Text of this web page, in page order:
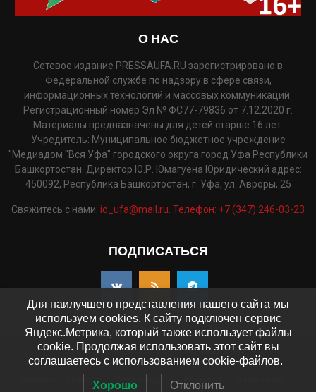
О НАС
Сетевое издание PRESSAUFA.RU зарегистрировано в
Федеральной службе по надзору в сфере связи,
информационных технологий и массовых коммуникаций.
Регистрационный номер Эл № ФС77-79836 от 7.12.2020 г.
Материалы предназначены для детей старше 16 лет.
Учредитель: Муниципальное бюджетное учреждение
"Медиадом "Вся Уфа" городского округа город Уфа Республики
Башкортостан. Директор Ю.Р. Юмагуена Юридический адрес:
450092, Республика Башкортостан, г. Уфа, ул. Авроры, 25
Свяжитесь с нами: id_ufa@mail.ru. Телефон: +7 (347) 246-03-23
ПОДПИСАТЬСЯ
©2025 - pressaufa.ru. Все права защищены.
Новости
Для наилучшего представления нашего сайта мы
используем cookies. К сайту подключен сервис
Яндекс.Метрика, который также использует файлы
cookie. Продолжая использовать этот сайт вы
соглашаетесь с использованием cookie-файлов.
Хорошо Отклонить